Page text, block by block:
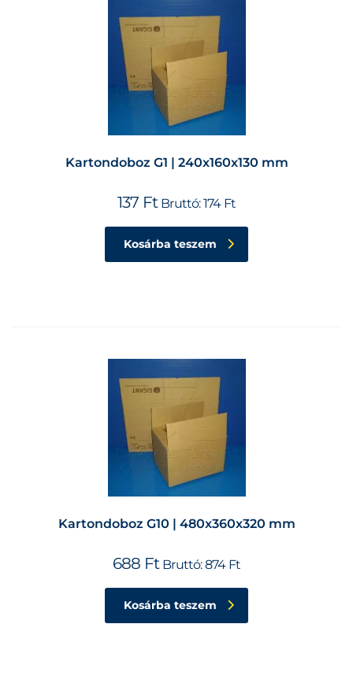
Kartondoboz G1 | 240x160x130 mm
137 Ft Bruttó:174 Ft
Kosárba teszem
Kartondoboz G10 | 480x360x320 mm
688 Ft Bruttó:874 Ft
Kosárba teszem